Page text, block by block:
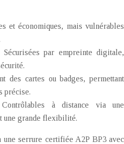
et économiques, mais vulnérables
Sécurisées par empreinte digitale,
des cartes ou badges, permettant
précise.
Contrôlables à distance via une
une grande flexibilité.
une serrure certifiée A2P BP3 avec